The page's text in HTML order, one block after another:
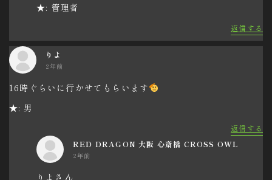
★: 管理者
返信する
りよ
2年前
16時ぐらいに行かせてもらいます
★: 男
返信する
RED DRAGON 大阪 心斎橋 CROSS OWL
2年前
りよさん